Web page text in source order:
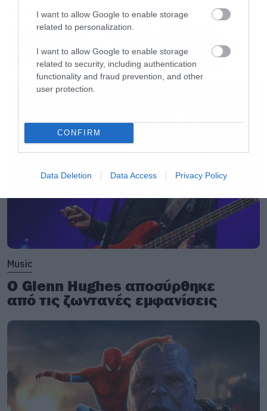
I want to allow Google to enable storage
related to personalization.
I want to allow Google to enable storage
related to security, including authentication
functionality and fraud prevention, and other
user protection.
CONFIRM
Data Deletion Data Access Privacy Policy
βγούμε σύντομα σε περιοδεία. Μου φαίνεται
σαν να έχουν περάσει αιώνες από την
τελευταία φορά που κάναμε κανονική
περιοδεία. Θα γίνει όμως ξανά. Μέχρι τότε
αράξτε με τους φίλους σας και δείτε το dvd του
Through the never» ήταν τα παρήγορα λόγια
συγκροτήματος.
Να θυμίσουμε βέβαια ότι και η ταινία έβαλε
box office ήταν απογοητευτική.
Movies
The X-Files: I Want to Believe –
Επιστρέφει με director’s cut που
υπόσχεται περισσότερο τρόμο
Music
Ο Glenn Hughes αποσύρθηκε
από τις ζωντανές εμφανίσεις